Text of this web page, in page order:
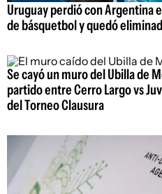
Uruguay perdió con Argentina
de básquetbol y quedó
Se cayó un muro del Ubilla de
partido entre Cerro Largo vs
del Torneo Clausura